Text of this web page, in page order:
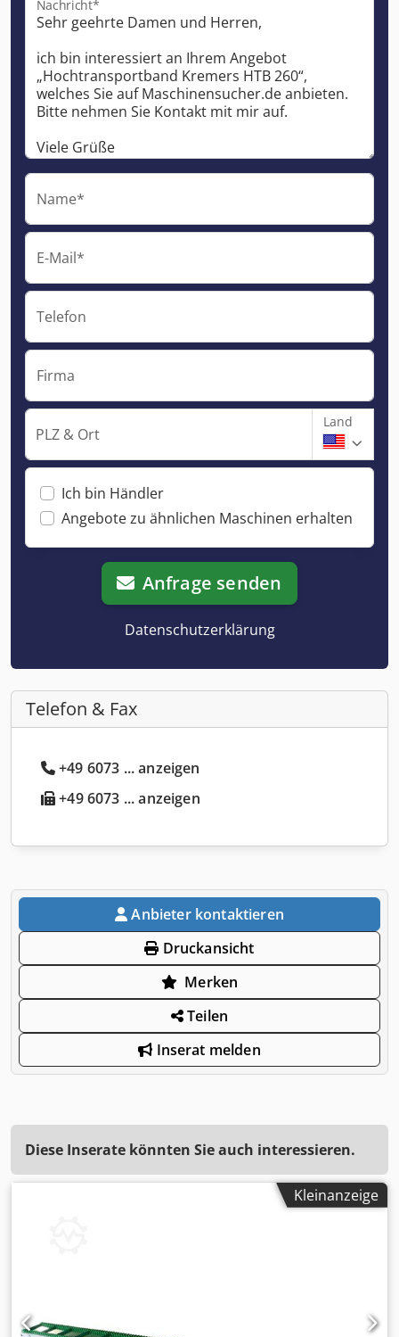
Nachricht*
Name*
E-Mail*
Telefon
Firma
PLZ & Ort
Land
Ich bin Händler
Angebote zu ähnlichen Maschinen erhalten
Anfrage senden
Datenschutzerklärung
Telefon & Fax
+49 6073 ... anzeigen
+49 6073 ... anzeigen
Anbieter kontaktieren
Druckansicht
Merken
Teilen
Inserat melden
Diese Inserate könnten Sie auch interessieren.
Kleinanzeige